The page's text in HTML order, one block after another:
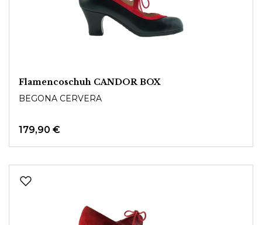
Flamencoschuh CANDOR BOX
BEGONA CERVERA
179,90 €